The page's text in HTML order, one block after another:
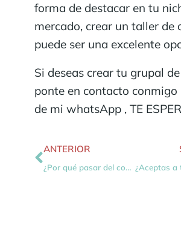
forma de destacar en tu
mercado, crear un taller de
puede ser una excelente
Si deseas crear tu grupal
ponte en contacto conmigo
de mi whatsApp , TE
ANTERIOR
¿Por qué pasar del coaching presencial al coaching online ?